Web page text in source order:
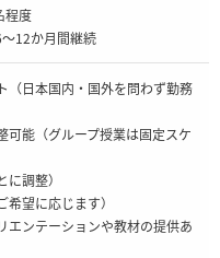
程度
12か月間継続
（日本国内・国外を問わず勤務
可能（グループ授業は固定スケ
調整）
希望に応じます）
エンテーションや教材の提供あ